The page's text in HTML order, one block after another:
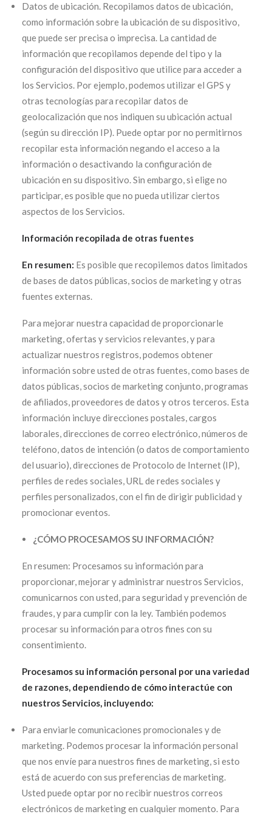
Datos de ubicación. Recopilamos datos de ubicación,
como información sobre la ubicación de su dispositivo,
que puede ser precisa o imprecisa. La cantidad de
información que recopilamos depende del tipo y la
configuración del dispositivo que utilice para acceder a
los Servicios. Por ejemplo, podemos utilizar el GPS y
otras tecnologías para recopilar datos de
geolocalización que nos indiquen su ubicación actual
(según su dirección IP). Puede optar por no permitirnos
recopilar esta información negando el acceso a la
información o desactivando la configuración de
ubicación en su dispositivo. Sin embargo, si elige no
participar, es posible que no pueda utilizar ciertos
aspectos de los Servicios.
Información recopilada de otras fuentes
En resumen: Es posible que recopilemos datos limitados
de bases de datos públicas, socios de marketing y otras
fuentes externas.
Para mejorar nuestra capacidad de proporcionarle
marketing, ofertas y servicios relevantes, y para
actualizar nuestros registros, podemos obtener
información sobre usted de otras fuentes, como bases de
datos públicas, socios de marketing conjunto, programas
de afiliados, proveedores de datos y otros terceros. Esta
información incluye direcciones postales, cargos
laborales, direcciones de correo electrónico, números de
teléfono, datos de intención (o datos de comportamiento
del usuario), direcciones de Protocolo de Internet (IP),
perfiles de redes sociales, URL de redes sociales y
perfiles personalizados, con el fin de dirigir publicidad y
promocionar eventos.
¿CÓMO PROCESAMOS SU INFORMACIÓN?
En resumen: Procesamos su información para
proporcionar, mejorar y administrar nuestros Servicios,
comunicarnos con usted, para seguridad y prevención de
fraudes, y para cumplir con la ley. También podemos
procesar su información para otros fines con su
consentimiento.
Procesamos su información personal por una variedad
de razones, dependiendo de cómo interactúe con
nuestros Servicios, incluyendo:
Para enviarle comunicaciones promocionales y de
marketing. Podemos procesar la información personal
que nos envíe para nuestros fines de marketing, si esto
está de acuerdo con sus preferencias de marketing.
Usted puede optar por no recibir nuestros correos
electrónicos de marketing en cualquier momento. Para